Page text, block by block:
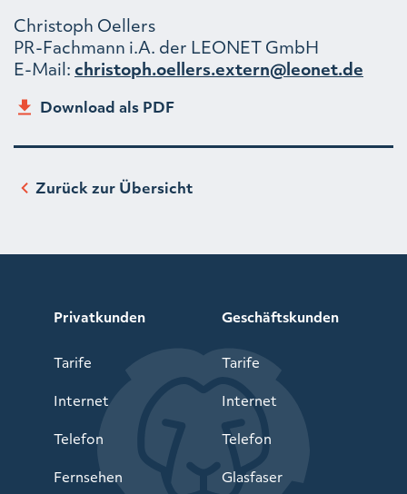
Christoph Oellers
PR-Fachmann i.A. der LEONET GmbH
E-Mail: christoph.oellers.extern@leonet.de
Download als PDF
Zurück zur Übersicht
Privatkunden
Tarife
Internet
Telefon
Fernsehen
Geschäftskunden
Tarife
Internet
Telefon
Glasfaser